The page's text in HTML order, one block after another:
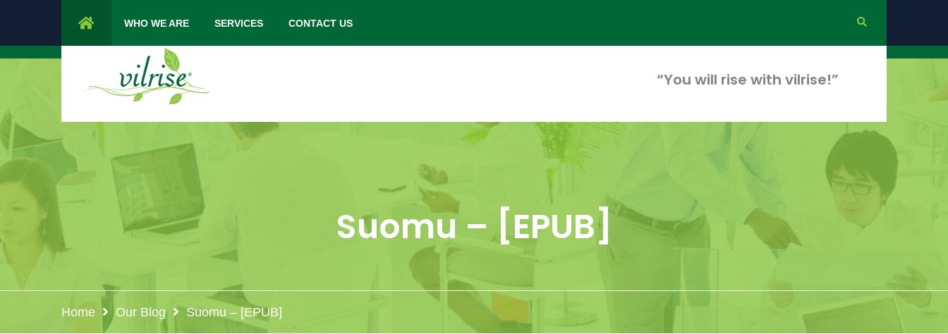
1 Cypress Lane Sparta 07871 NJ. Mon - Saturday: 9.00 am to 6.00 pm.
“You will rise with vilrise!”
WHO WE ARE SERVICES CONTACT US
Suomu – [EPUB]
Home Our Blog Suomu – [EPUB]